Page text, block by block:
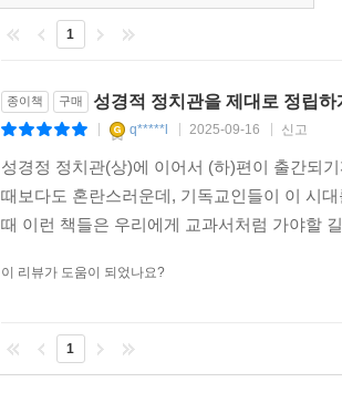
1
종이책 구매 성경적 정치관을 제대로 정립
q*****l 2025-09-16 신고
성경정 정치관(상)에 이어서 (하)편이 출간되
때보다도 혼란스러운데, 기독교인들이 이 시
때 이런 책들은 우리에게 교과서처럼 가야할
이 리뷰가 도움이 되었나요?
1